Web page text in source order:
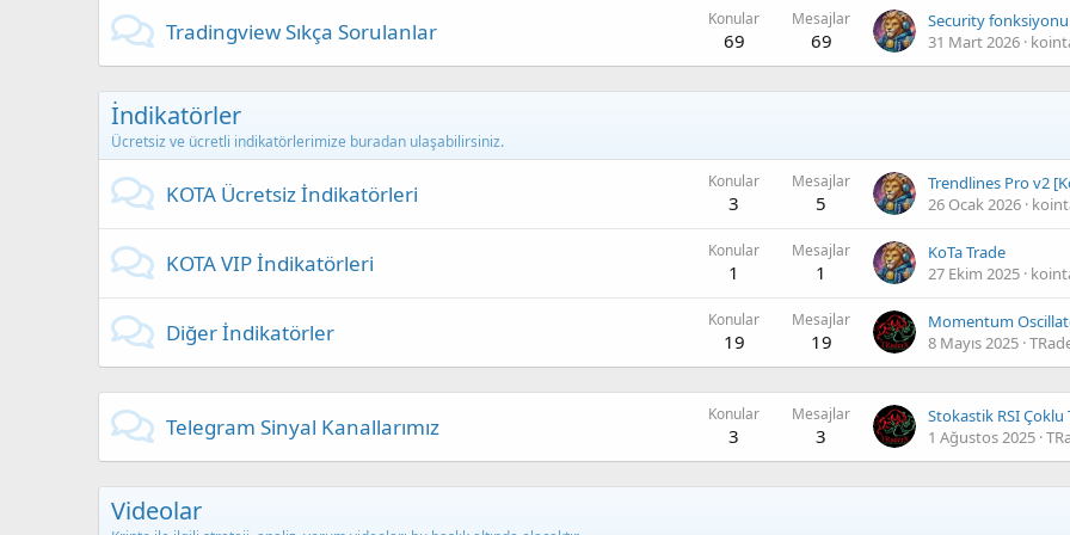
Tradingview Sıkça Sorulanlar Konular
69
Mesajlar
69
31 Mart 2026
İndikatörler
Ücretsiz ve ücretli indikatörlerimize buradan ulaşabilirsiniz.
KOTA Ücretsiz İndikatörleri Konular
3
Mesajlar
5
Trendlines Pro v2
26 Ocak 2026
KOTA VIP İndikatörleri Konular
1
Mesajlar
1
KoTa Trade
27 Ekim 2025
Diğer İndikatörler Konular
19
Mesajlar
19
8 Mayıs 2025
Telegram Sinyal Kanallarımız Konular
3
Mesajlar
3
1 Ağustos 2025
Videolar